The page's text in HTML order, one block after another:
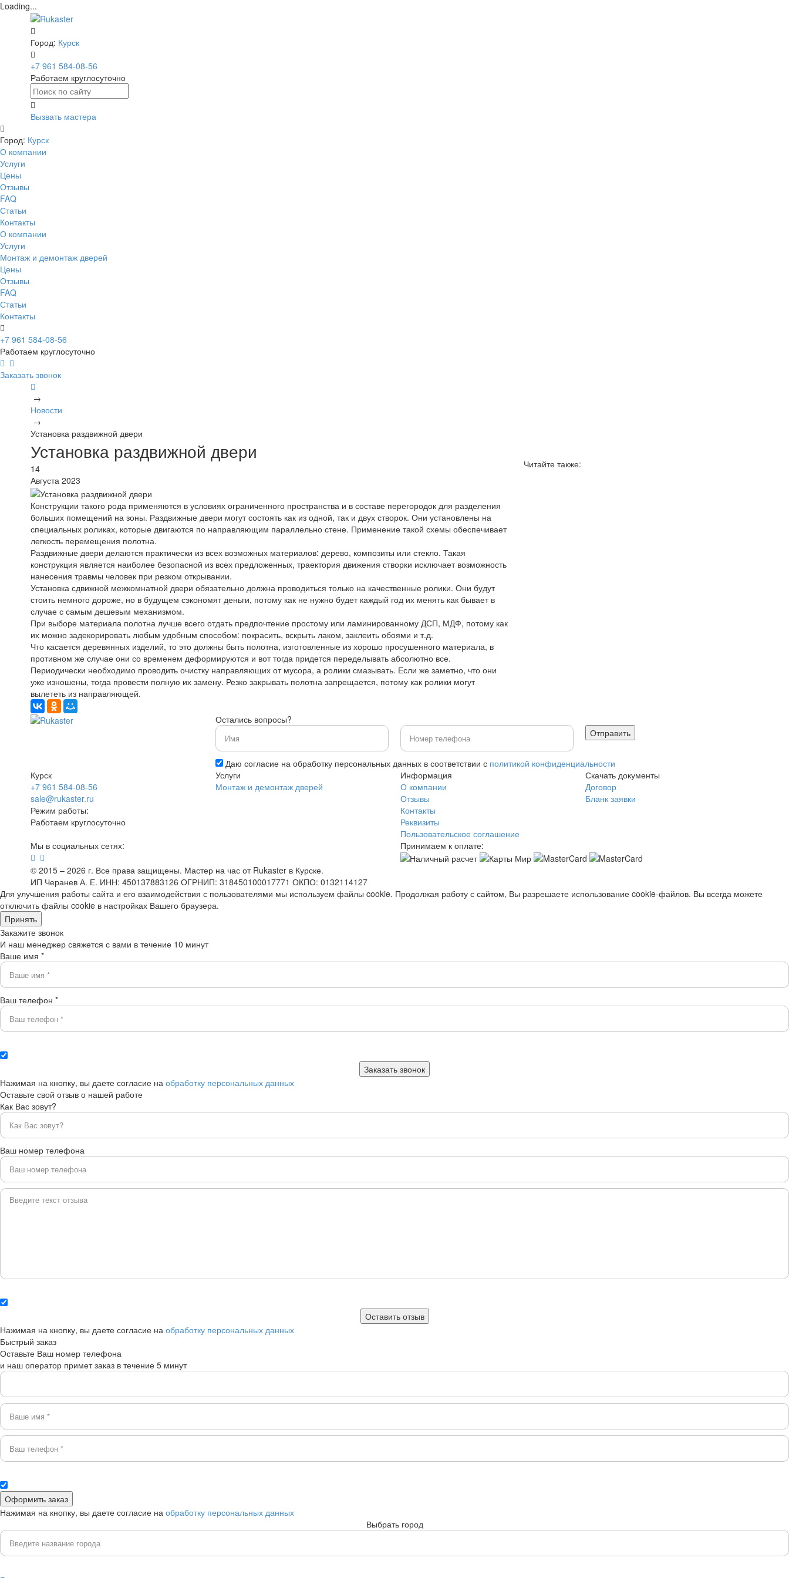
Loading...
Город: Курск
+7 961 584-08-56
Работаем круглосуточно
Вызвать мастера
Город: Курск
О компании
Услуги
Цены
Отзывы
FAQ
Статьи
Контакты
О компании
Услуги
Монтаж и демонтаж дверей
Цены
Отзывы
FAQ
Статьи
Контакты
+7 961 584-08-56
Работаем круглосуточно
Заказать звонок
→
Новости
→
Установка раздвижной двери
Установка раздвижной двери
14
Августа 2023
Конструкции такого рода применяются в условиях ограниченного пространства и в составе перегородок для разделения
больших помещений на зоны. Раздвижные двери могут состоять как из одной, так и двух створок. Они установлены на
специальных роликах, которые двигаются по направляющим параллельно стене. Применение такой схемы обеспечивает
легкость перемещения полотна.
Раздвижные двери делаются практически из всех возможных материалов: дерево, композиты или стекло. Такая
конструкция является наиболее безопасной из всех предложенных, траектория движения створки исключает возможность
нанесения травмы человек при резком открывании.
Установка сдвижной межкомнатной двери обязательно должна проводиться только на качественные ролики. Они будут
стоить немного дороже, но в будущем сэкономят деньги, потому как не нужно будет каждый год их менять как бывает в
случае с самым дешевым механизмом.
При выборе материала полотна лучше всего отдать предпочтение простому или ламинированному ДСП, МДФ, потому как
их можно задекорировать любым удобным способом: покрасить, вскрыть лаком, заклеить обоями и т.д.
Что касается деревянных изделий, то это должны быть полотна, изготовленные из хорошо просушенного материала, в
противном же случае они со временем деформируются и вот тогда придется переделывать абсолютно все.
Периодически необходимо проводить очистку направляющих от мусора, а ролики смазывать. Если же заметно, что они
уже изношены, тогда провести полную их замену. Резко закрывать полотна запрещается, потому как ролики могут
вылететь из направляющей.
Читайте также:
Остались вопросы?
Даю согласие на обработку персональных данных в соответствии с политикой конфиденциальности
Курск
+7 961 584-08-56
sale@rukaster.ru
Режим работы:
Работаем круглосуточно
Услуги
Монтаж и демонтаж дверей
Информация
О компании
Отзывы
Контакты
Реквизиты
Пользовательское соглашение
Скачать документы
Договор
Бланк заявки
Мы в социальных сетях: Принимаем к оплате:
© 2015 – 2026 г. Все права защищены. Мастер на час от Rukaster в Курске.
ИП Черанев А. Е. ИНН: 450137883126 ОГРНИП: 318450100017771 ОКПО: 0132114127
Для улучшения работы сайта и его взаимодействия с пользователями мы используем файлы cookie. Продолжая работу с сайтом, Вы разрешаете использование cookie-файлов. Вы всегда можете
отключить файлы cookie в настройках Вашего браузера.
Принять
Закажите звонок
И наш менеджер свяжется с вами в течение 10 минут
Ваше имя *
Ваш телефон *
Нажимая на кнопку, вы даете согласие на обработку персональных данных
Оставьте свой отзыв о нашей работе
Как Вас зовут?
Ваш номер телефона
Нажимая на кнопку, вы даете согласие на обработку персональных данных
Быстрый заказ
Оставьте Ваш номер телефона
и наш оператор примет заказ в течение 5 минут
Нажимая на кнопку, вы даете согласие на обработку персональных данных
Выбрать город